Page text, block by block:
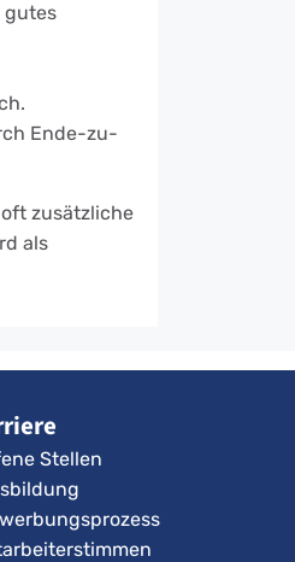
gutes
Ende-zu-
zusätzliche
als
Stellen